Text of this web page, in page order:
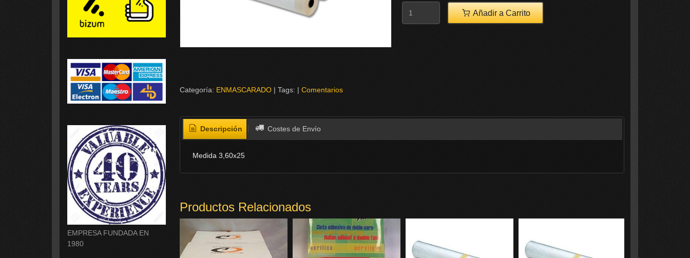
EMPRESA FUNDADA EN
1980
Añadir a Carrito
Categoría: ENMASCARADO| Tags: | Comentarios
Descripción Costes de Envío
Medida 3,60x25
Productos Relacionados